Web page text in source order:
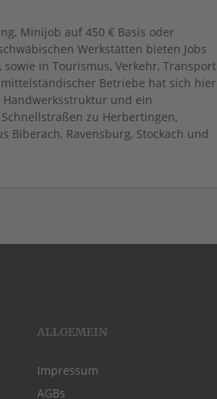
Minijob auf 450 € Basis oder
Werkstätten bieten Jobs
in Tourismus, Verkehr, Transport
Betriebe hat sich hier
und ein
zu Herbertingen,
Ravensburg, Stockach und
ALLGEMEIN
Impressum
AGBs